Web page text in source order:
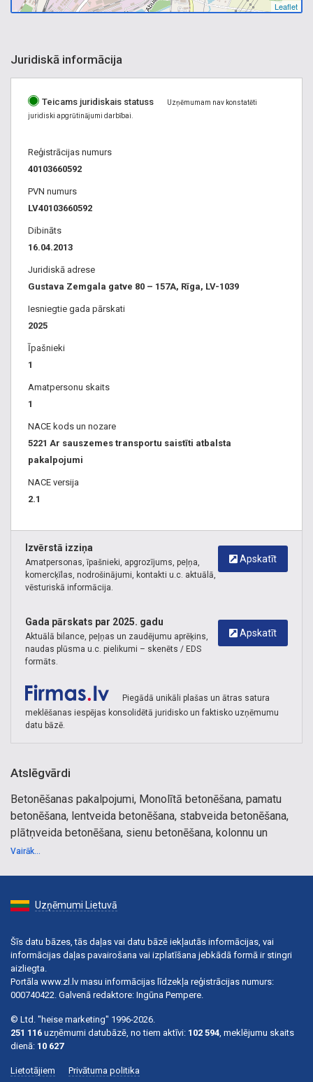
Leaflet
Juridiskā informācija
Teicams juridiskais statuss
Uzņēmumam nav konstatēti
juridiski apgrūtinājumi darbībai.
Reģistrācijas numurs
40103660592
PVN numurs
LV40103660592
Dibināts
16.04.2013
Juridiskā adrese
Gustava Zemgala gatve 80 – 157A, Rīga, LV-1039
Iesniegtie gada pārskati
2025
Īpašnieki
1
Amatpersonu skaits
1
NACE kods un nozare
5221 Ar sauszemes transportu saistīti atbalsta
pakalpojumi
NACE versija
2.1
Apskatīt
Izvērstā izziņa
Amatpersonas, īpašnieki, apgrozījums, peļņa,
komercķīlas, nodrošinājumi, kontakti u.c. aktuālā,
vēsturiskā informācija.
Apskatīt
Gada pārskats par 2025. gadu
Aktuālā bilance, peļņas un zaudējumu aprēķins,
naudas plūsma u.c. pielikumi – skenēts / EDS
formāts.
Piegādā unikāli plašas un ātras satura
meklēšanas iespējas konsolidētā juridisko un faktisko uzņēmumu
datu bāzē.
Atslēgvārdi
Betonēšanas pakalpojumi, Monolītā betonēšana, pamatu
betonēšana, lentveida betonēšana, stabveida betonēšana,
plātņveida betonēšana, sienu betonēšana, kolonnu un
pārsegumu betonēšana, eksponējamā betona konstrukcijas,
armēšanas darbi, armēšana, metināšanas darbi, celtniecība,
Vairāk...
Uzņēmumi Lietuvā
Šīs datu bāzes, tās daļas vai datu bāzē iekļautās informācijas, vai
informācijas daļas pavairošana vai izplatīšana jebkādā formā ir stingri
aizliegta.
Portāla www.zl.lv masu informācijas līdzekļa reģistrācijas numurs:
000740422. Galvenā redaktore: Ingūna Pempere.
© Ltd. "heise marketing" 1996-2026.
251 116 uzņēmumi datubāzē, no tiem aktīvi: 102 594, meklējumu skaits
dienā: 10 627
Lietotājiem Privātuma politika